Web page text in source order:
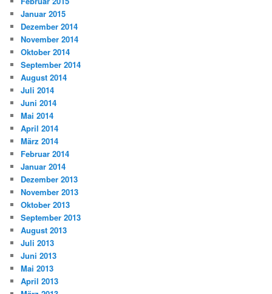
Januar 2015
Dezember 2014
November 2014
Oktober 2014
September 2014
August 2014
Juli 2014
Juni 2014
Mai 2014
April 2014
März 2014
Februar 2014
Januar 2014
Dezember 2013
November 2013
Oktober 2013
September 2013
August 2013
Juli 2013
Juni 2013
Mai 2013
April 2013